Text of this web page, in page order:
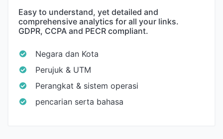
Easy to understand, yet detailed and
comprehensive analytics for all your links.
GDPR, CCPA and PECR compliant.
Negara dan Kota
Perujuk & UTM
Perangkat & sistem operasi
pencarian serta bahasa